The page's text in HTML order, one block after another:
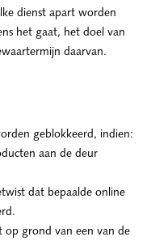
dienst apart worden
het gaat, het doel van
daarvan.
geblokkeerd, indien:
aan de deur
dat bepaalde online
grond van een van de